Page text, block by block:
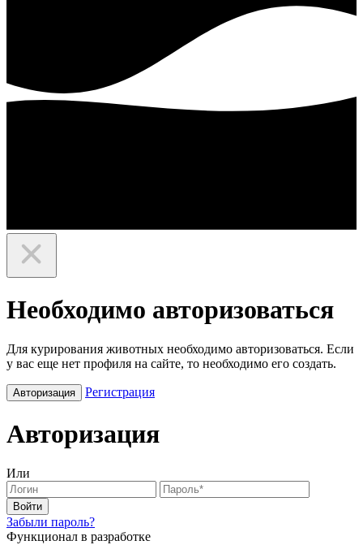
Необходимо авторизоваться
Для курирования животных необходимо авторизоваться. Если
у вас еще нет профиля на сайте, то необходимо его создать.
Авторизация Регистрация
Авторизация
Или
Войти
Забыли пароль?
Функционал в разработке